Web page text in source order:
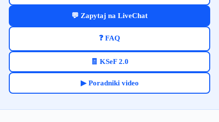
💬 Zapytaj na LiveChat
❓ FAQ
🧾 KSeF 2.0
▶ Poradniki video